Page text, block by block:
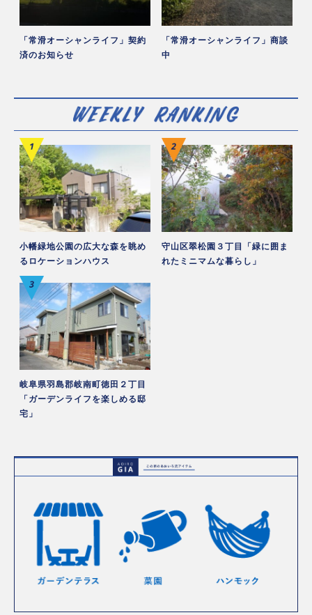
「常滑オーシャンライフ」契約
済のお知らせ
「常滑オーシャンライフ」商談
中
小幡緑地公園の広大な森を眺め
るロケーションハウス
守山区翠松園３丁目「緑に囲ま
れたミニマムな暮らし」
岐阜県羽島郡岐南町徳田２丁目
「ガーデンライフを楽しめる邸
宅」